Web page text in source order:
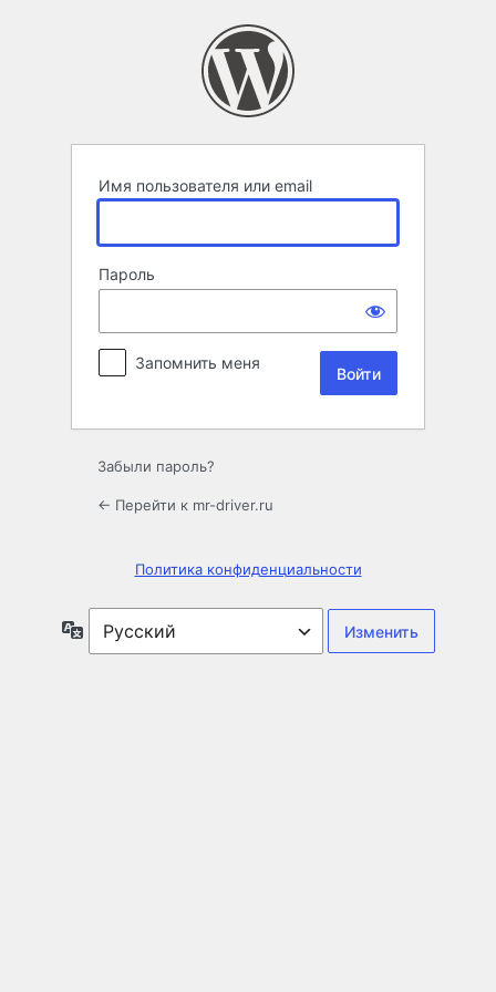
Имя пользователя или email
Пароль
Запомнить меня
Забыли пароль?
← Перейти к mr-driver.ru
Политика конфиденциальности
Язык